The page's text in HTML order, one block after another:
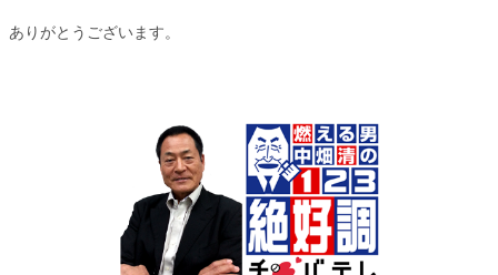
ありがとうございます。